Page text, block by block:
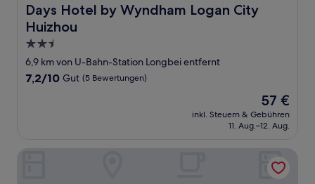
Days Hotel by Wyndham Logan City
Huizhou
Days Hotel by Wyndham Logan City Huizhou
2.5-
Sterne-
Unterkunft
6,9 km von U-Bahn-Station Longbei entfernt
7.2
7,2/10 Gut (5 Bewertungen)
Der
Preis
beträgt
57 €
inkl. Steuern & Gebühren
11. Aug.–12. Aug.
Holiday Inn Express Shenzhen Baolong Metro Station By